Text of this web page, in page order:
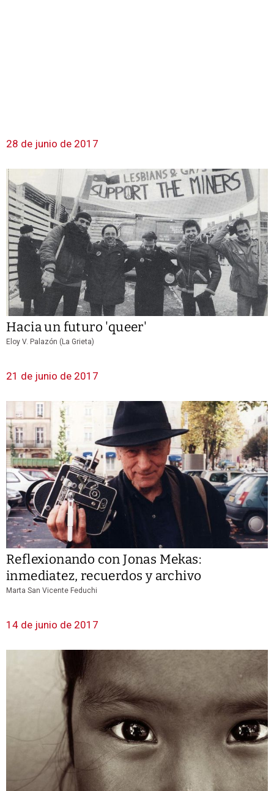
28 de junio de 2017
Hacia un futuro 'queer'
Eloy V. Palazón (La Grieta)
21 de junio de 2017
Reflexionando con Jonas Mekas:
inmediatez, recuerdos y archivo
Marta San Vicente Feduchi
14 de junio de 2017